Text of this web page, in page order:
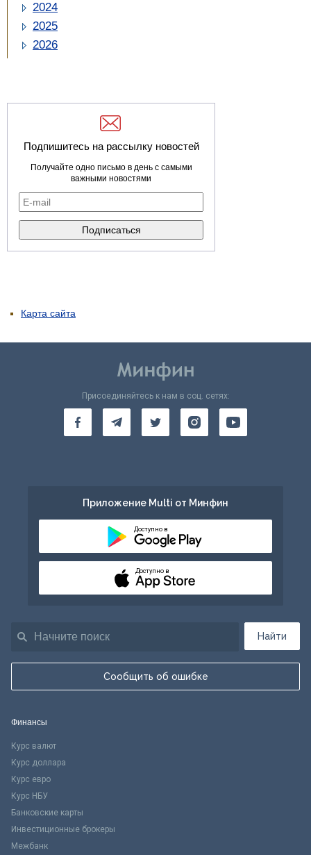
2024
2025
2026
Подпишитесь на рассылку новостей
Получайте одно письмо в день с самыми
важными новостями
Карта сайта
Найти
Сообщить об ошибке
Присоединяйтесь к нам в соц. сетях:
Приложение Multi от Минфин
Доступно в
Доступно в
Финансы
Курс валют
Курс доллара
Курс евро
Курс НБУ
Банковские карты
Инвестиционные брокеры
Межбанк